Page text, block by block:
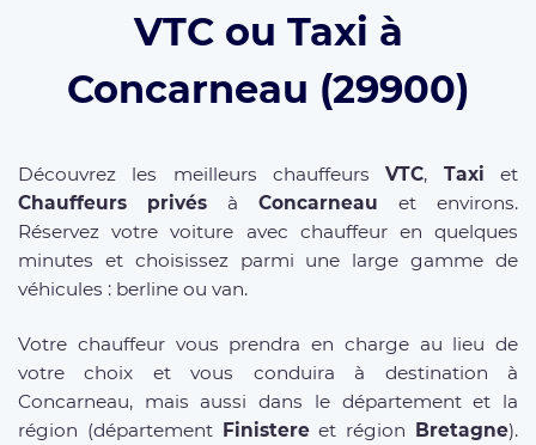
VTC ou Taxi à
Concarneau (29900)
Découvrez les meilleurs chauffeursVTC, Taxi et
Chauffeurs privés à Concarneau et environs.
Réservez votre voiture avec chauffeur en quelques
minutes et choisissez parmi une large gamme de
véhicules : berline ou van.
Votre chauffeur vous prendra en charge au lieu de
votre choix et vous conduira à destination à
Concarneau, mais aussi dans le département et la
région (département Finistereet région Bretagne).